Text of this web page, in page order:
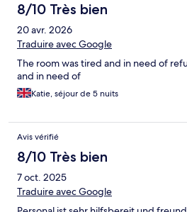
8/10 Très bien
20 avr. 2026
Traduire avec Google
The room was tired and in need of
and in need of
Katie, séjour de 5 nuits
Avis vérifié
8/10 Très bien
7 oct. 2025
Traduire avec Google